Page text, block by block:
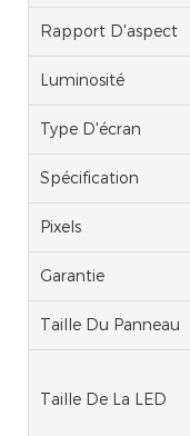
Rapport D'aspect
Luminosité
Type D'écran
Spécification
Pixels
Garantie
Taille Du Panneau
Taille De La LED